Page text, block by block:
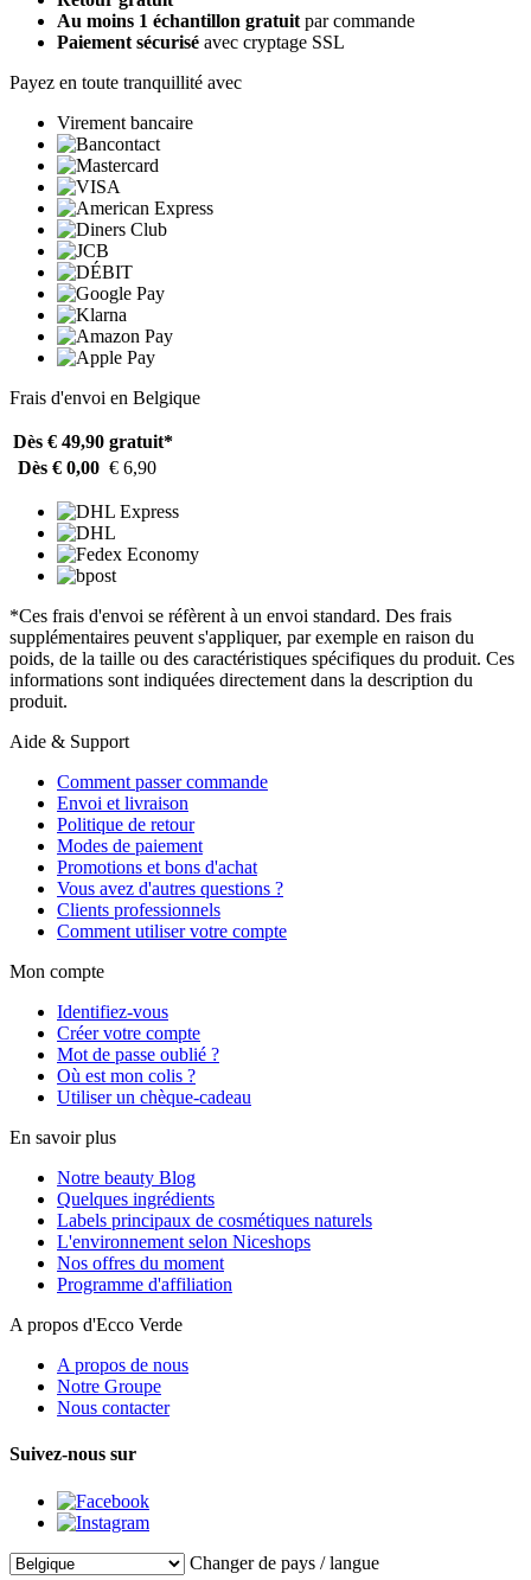
Au moins 1 échantillon gratuit par commande
Paiement sécurisé avec cryptage SSL
Payez en toute tranquillité avec
Virement bancaire
Frais d'envoi en Belgique
Dès € 49,90 gratuit*
Dès € 0,00 € 6,90
*Ces frais d'envoi se réfèrent à un envoi standard. Des frais
supplémentaires peuvent s'appliquer, par exemple en raison du
poids, de la taille ou des caractéristiques spécifiques du produit. Ces
informations sont indiquées directement dans la description du
produit.
Aide & Support
Comment passer commande
Envoi et livraison
Politique de retour
Modes de paiement
Promotions et bons d'achat
Vous avez d'autres questions ?
Clients professionnels
Comment utiliser votre compte
Mon compte
Identifiez-vous
Créer votre compte
Mot de passe oublié ?
Où est mon colis ?
Utiliser un chèque-cadeau
En savoir plus
Notre beauty Blog
Quelques ingrédients
Labels principaux de cosmétiques naturels
L'environnement selon Niceshops
Nos offres du moment
Programme d'affiliation
A propos d'Ecco Verde
A propos de nous
Notre Groupe
Nous contacter
Suivez-nous sur
Changer de pays / langue